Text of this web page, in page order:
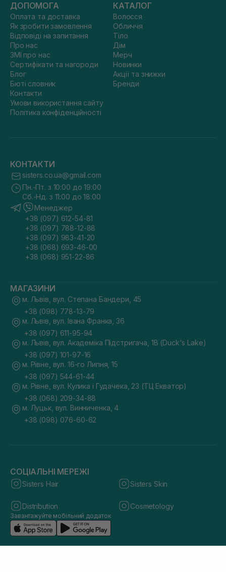
ДОПОМОГА
Оплата та доставка
Як зробити замовлення
Відповіді на запитання
Про нас
ЗМІ про нас
Сертифікати та нагороди
Блог
Бюті словник
Контакти
Умови використання сайту
Політика конфіденційності
КАТАЛОГ
Волосся
Обличчя
Тіло
Дім
Мерч
Новинки
Акції та знижки
Бренди
КОНТАКТИ
sisters.co.ua@gmail.com
Пн.-Пт. з 10:00 до 19:00
Сб.-Нд. з 11:00 до 18:00
Менеджер
+38 (097) 612-54-81
+38 (097) 788-12-88
+38 (097) 983-41-20
+38 (068) 693-46-00
+38 (068) 951-22-86
МАГАЗИНИ
м. Львів, вул. Степана Бандери, 45
+38 (098) 778-13-79
м. Львів, вул. Івана Франка, 36
+38 (097) 611-95-94
м. Львів, вул. Академіка Підстригача, 1В (Duck's Lake)
+38 (097) 101-97-16
м. Рівне, вул. 16-го Липня, 15
+38 (097) 544-61-44
м. Рівне, вул. Кулика і Гудачека, 23 (ТЦ Екватор)
+38 (068) 209-34-88
м. Луцьк, вул. Винниченка, 4
+38 (098) 076-60-62
СОЦІАЛЬНІ МЕРЕЖІ
Sisters Hair Sisters Skin
Distribution Cosmetology
Завантажуйте мобільний додаток